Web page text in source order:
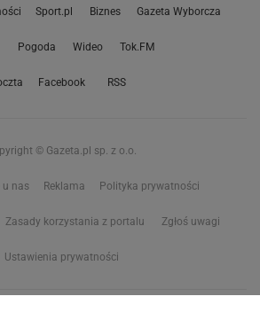
Sport.pl Biznes Gazeta Wyborcza
Pogoda Wideo Tok.FM
Facebook RSS
© Gazeta.pl sp. z o.o.
u nas Reklama Polityka prywatności
Zasady korzystania z portalu Zgłoś uwagi
Ustawienia prywatności